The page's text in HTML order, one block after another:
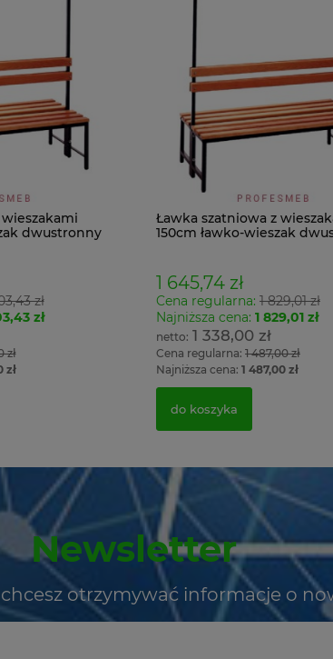
dwustronny
zł
zł
zł
zł
Ławka szatniowa z
150cm ławko-wieszak
1 645,74 zł
Cena regularna: 1 829,01 zł
Najniższa cena: 1 829,01 zł
1 338,00 zł
Cena regularna: 1 487,00 zł
Najniższa cena: 1 487,00 zł
do koszyka
Newsletter
otrzymywać informacje o